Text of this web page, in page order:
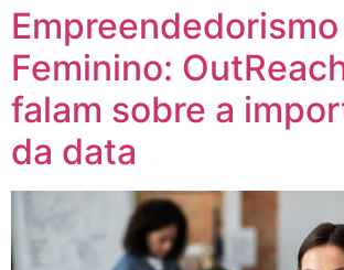
Empreendedorismo
Feminino:
falam sobre a
da data